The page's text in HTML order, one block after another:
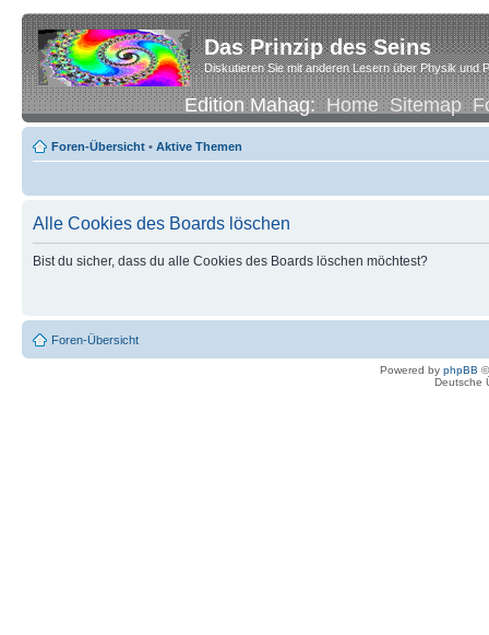
Das Prinzip des Seins
Diskutieren Sie mit anderen Lesern über Physik und
Edition Mahag:Home Sitemap
Foren-Übersicht • Aktive Themen
Alle Cookies des Boards löschen
Bist du sicher, dass du alle Cookies des Boards löschen möchtest?
Foren-Übersicht
Powered by phpBB
Deutsche